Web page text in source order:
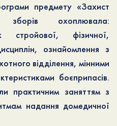
предмету «Захист
охоплювала:
стройової, фізичної,
ознайомлення з
відділення, мінними
боєприпасів.
практичним заняттям з
надання домедичної